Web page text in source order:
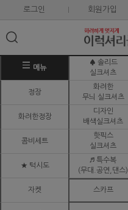
로그인 회원가입
메뉴
♠ 솔리드
실크셔츠
정장
화려한
무늬 실크셔츠
화려한정장
디자인
배색실크셔츠
콤비세트
핫픽스
실크셔츠
★ 턱시도
♬ 특수복
(무대.공연,댄스)
자켓 스카프